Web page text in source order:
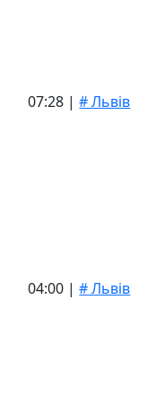
07:28 |# Львів
04:00 |# Львів